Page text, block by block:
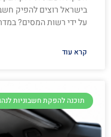
בישראל רוצים להפיק
על ידי רשות המסים?
קרא עוד
תוכנה להפקת חשבוניות